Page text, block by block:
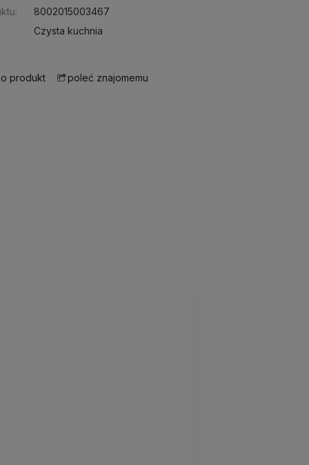
8002015003467
Czysta kuchnia
produkt poleć znajomemu